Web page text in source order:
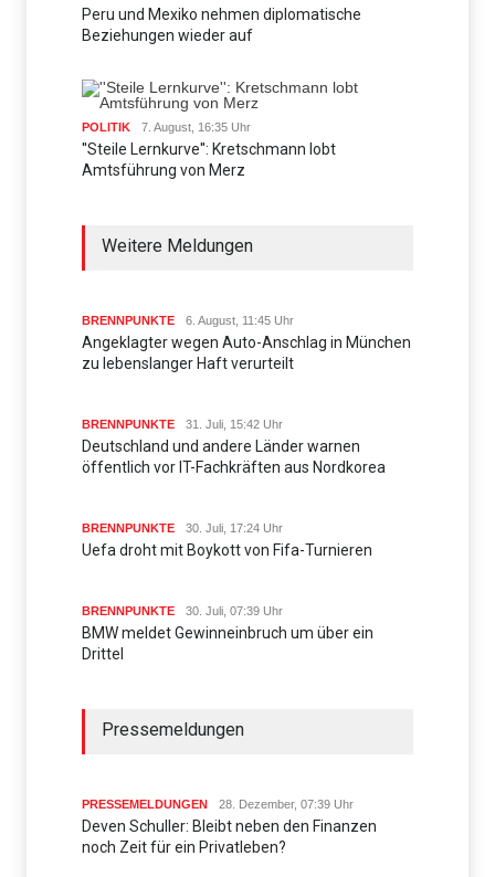
Peru und Mexiko nehmen diplomatische
Beziehungen wieder auf
POLITIK 7. August, 16:35 Uhr
''Steile Lernkurve'': Kretschmann lobt
Amtsführung von Merz
Weitere Meldungen
BRENNPUNKTE 6. August, 11:45 Uhr
Angeklagter wegen Auto-Anschlag in München
zu lebenslanger Haft verurteilt
BRENNPUNKTE 31. Juli, 15:42 Uhr
Deutschland und andere Länder warnen
öffentlich vor IT-Fachkräften aus Nordkorea
BRENNPUNKTE 30. Juli, 17:24 Uhr
Uefa droht mit Boykott von Fifa-Turnieren
BRENNPUNKTE 30. Juli, 07:39 Uhr
BMW meldet Gewinneinbruch um über ein
Drittel
Pressemeldungen
PRESSEMELDUNGEN 28. Dezember, 07:39 Uhr
Deven Schuller: Bleibt neben den Finanzen
noch Zeit für ein Privatleben?